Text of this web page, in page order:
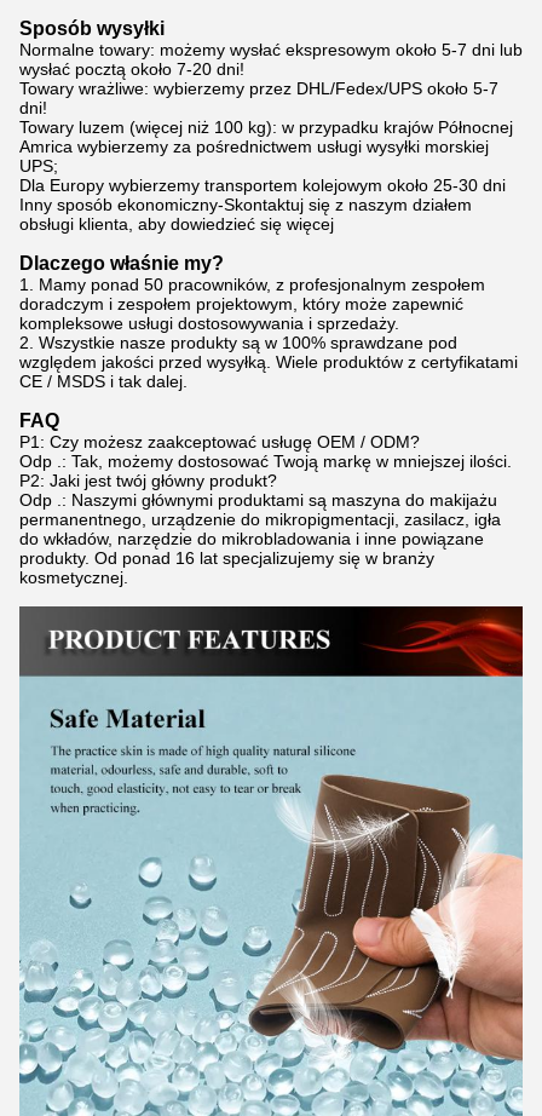
Sposób wysyłki
Normalne towary: możemy wysłać ekspresowym około 5-7 dni lub
wysłać pocztą około 7-20 dni!
Towary wrażliwe: wybierzemy przez DHL/Fedex/UPS około 5-7
dni!
Towary luzem (więcej niż 100 kg): w przypadku krajów Północnej
Amrica wybierzemy za pośrednictwem usługi wysyłki morskiej
UPS;
Dla Europy wybierzemy transportem kolejowym około 25-30 dni
Inny sposób ekonomiczny-Skontaktuj się z naszym działem
obsługi klienta, aby dowiedzieć się więcej
Dlaczego właśnie my?
1. Mamy ponad 50 pracowników, z profesjonalnym zespołem
doradczym i zespołem projektowym, który może zapewnić
kompleksowe usługi dostosowywania i sprzedaży.
2. Wszystkie nasze produkty są w 100% sprawdzane pod
względem jakości przed wysyłką. Wiele produktów z certyfikatami
CE / MSDS i tak dalej.
FAQ
P1: Czy możesz zaakceptować usługę OEM / ODM?
Odp .: Tak, możemy dostosować Twoją markę w mniejszej ilości.
P2: Jaki jest twój główny produkt?
Odp .: Naszymi głównymi produktami są maszyna do makijażu
permanentnego, urządzenie do mikropigmentacji, zasilacz, igła
do wkładów, narzędzie do mikrobladowania i inne powiązane
produkty. Od ponad 16 lat specjalizujemy się w branży
kosmetycznej.